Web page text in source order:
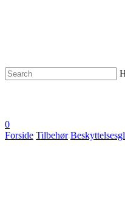
0
Forside Tilbehør